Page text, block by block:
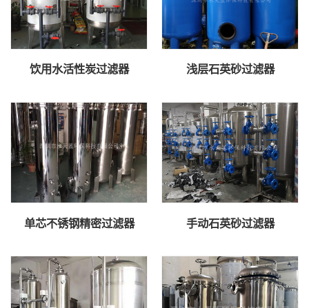
饮用水活性炭过滤器 浅层石英砂过滤器
单芯不锈钢精密过滤器 手动石英砂过滤器